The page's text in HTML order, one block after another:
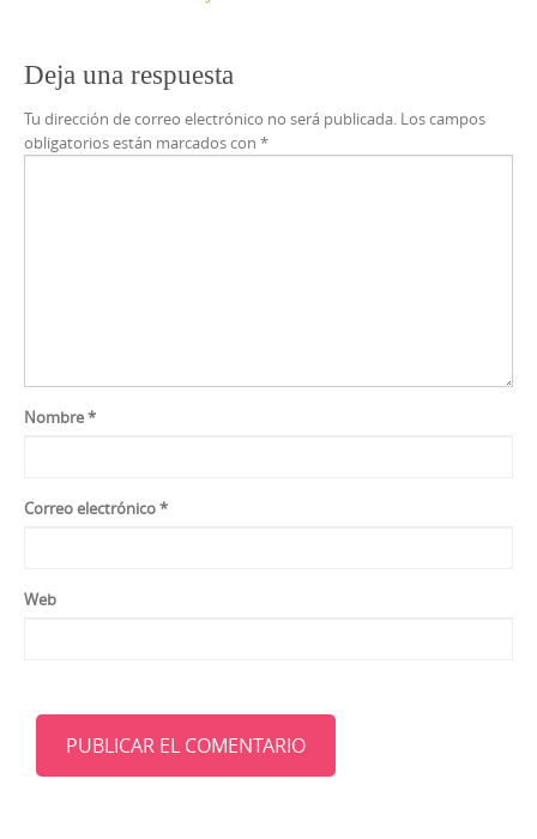
Deja una respuesta
Tu dirección de correo electrónico no será publicada. Los campos
obligatorios están marcados con *
Nombre*
Correo electrónico*
Web